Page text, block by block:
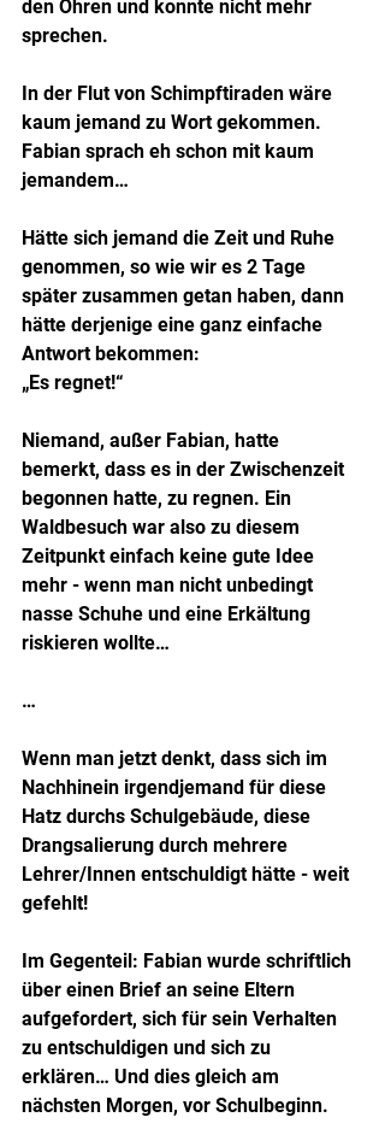
den Ohren und konnte nicht mehr
sprechen.
In der Flut von Schimpftiraden wäre
kaum jemand zu Wort gekommen.
Fabian sprach eh schon mit kaum
jemandem…
Hätte sich jemand die Zeit und Ruhe
genommen, so wie wir es 2 Tage
später zusammen getan haben, dann
hätte derjenige eine ganz einfache
Antwort bekommen:
„Es regnet!“
Niemand, außer Fabian, hatte
bemerkt, dass es in der Zwischenzeit
begonnen hatte, zu regnen. Ein
Waldbesuch war also zu diesem
Zeitpunkt einfach keine gute Idee
mehr - wenn man nicht unbedingt
nasse Schuhe und eine Erkältung
riskieren wollte…
…
Wenn man jetzt denkt, dass sich im
Nachhinein irgendjemand für diese
Hatz durchs Schulgebäude, diese
Drangsalierung durch mehrere
Lehrer/Innen entschuldigt hätte - weit
gefehlt!
Im Gegenteil: Fabian wurde schriftlich
über einen Brief an seine Eltern
aufgefordert, sich für sein Verhalten
zu entschuldigen und sich zu
erklären… Und dies gleich am
nächsten Morgen, vor Schulbeginn.